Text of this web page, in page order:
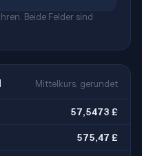
Beide Felder sind
Mittelkurs, gerundet
57,5473 £
575,47 £